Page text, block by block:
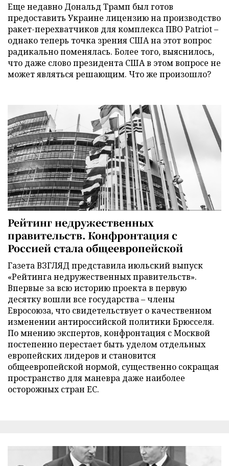
Еще недавно Дональд Трамп был готов
предоставить Украине лицензию на производство
ракет-перехватчиков для комплекса ПВО Patriot –
однако теперь точка зрения США на этот вопрос
радикально поменялась. Более того, выяснилось,
что даже слово президента США в этом вопросе не
может являться решающим. Что же произошло?
Рейтинг недружественных
правительств. Конфронтация с
Россией стала общеевропейской
Газета ВЗГЛЯД представила июльский выпуск
«Рейтинга недружественных правительств».
Впервые за всю историю проекта в первую
десятку вошли все государства – члены
Евросоюза, что свидетельствует о качественном
изменении антироссийской политики Брюсселя.
По мнению экспертов, конфронтация с Москвой
постепенно перестает быть уделом отдельных
европейских лидеров и становится
общеевропейской нормой, существенно сокращая
пространство для маневра даже наиболее
осторожных стран ЕС.